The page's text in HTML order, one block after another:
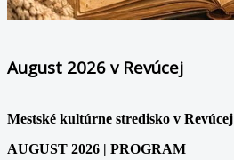
August 2026 v Revúcej
Mestské kultúrne stredisko v Revúcej
AUGUST 2026 | PROGRAM